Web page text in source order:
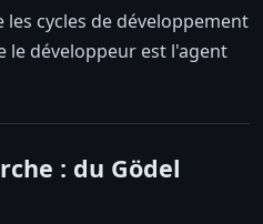
cycles de développement
développeur est l'agent
: du Gödel